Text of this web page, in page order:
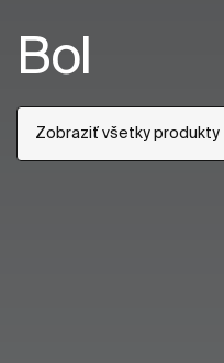
Bol
Zobraziť všetky produkty